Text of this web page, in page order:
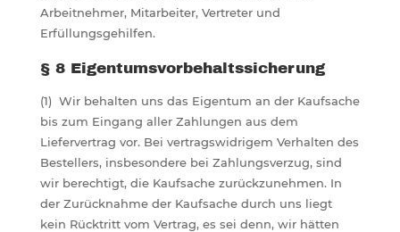
Arbeitnehmer, Mitarbeiter, Vertreter und
Erfüllungsgehilfen.
§ 8 Eigentumsvorbehaltssicherung
(1) Wir behalten uns das Eigentum an der Kaufsache
bis zum Eingang aller Zahlungen aus dem
Liefervertrag vor. Bei vertragswidrigem Verhalten des
Bestellers, insbesondere bei Zahlungsverzug, sind
wir berechtigt, die Kaufsache zurückzunehmen. In
der Zurücknahme der Kaufsache durch uns liegt
kein Rücktritt vom Vertrag, es sei denn, wir hätten